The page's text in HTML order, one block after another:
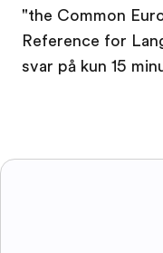
"the Common
Reference for
svar på kun 15